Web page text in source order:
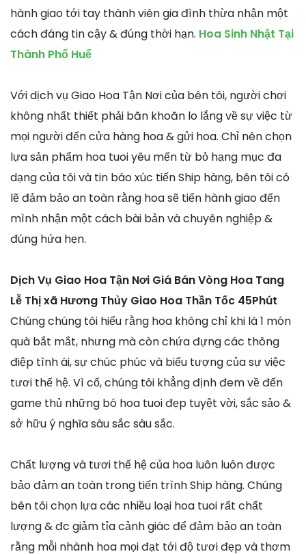
hành giao tới tay thành viên gia đình thừa nhận một
cách đáng tin cậy & đúng thời hạn. Hoa Sinh Nhật Tại
Thành Phố Huế
Với dịch vụ Giao Hoa Tận Nơi của bên tôi, người chơi
không nhất thiết phải băn khoăn lo lắng về sự việc từ
mọi người đến cửa hàng hoa & gửi hoa. Chỉ nên chọn
lựa sản phẩm hoa tuoi yêu mến từ bỏ hạng mục đa
dạng của tôi và tin báo xúc tiến Ship hàng, bên tôi có
lẽ đảm bảo an toàn rằng hoa sẽ tiến hành giao đến
mình nhận một cách bài bản và chuyên nghiệp &
đúng hứa hẹn.
Dịch Vụ Giao Hoa Tận Nơi Giá Bán Vòng Hoa Tang
Lễ Thị xã Hương Thủy Giao Hoa Thần Tốc 45Phút
Chúng chúng tôi hiểu rằng hoa không chỉ khi là 1 món
quà bắt mắt, nhưng mà còn chứa đựng các thông
điệp tình ái, sự chúc phúc và biểu tượng của sự việc
tươi thế hệ. Vì cố, chúng tôi khẳng định đem về đến
game thủ những bó hoa tuoi đẹp tuyệt vời, sắc sảo &
sở hữu ý nghĩa sâu sắc sâu sắc.
Chất lượng và tươi thế hệ của hoa luôn luôn được
bảo đảm an toàn trong tiến trình Ship hàng. Chúng
bên tôi chọn lựa các nhiều loại hoa tuoi rất chất
lượng & đc giảm tỉa cảnh giác để đảm bảo an toàn
rằng mỗi nhành hoa mọi đạt tới độ tươi đẹp và thơm